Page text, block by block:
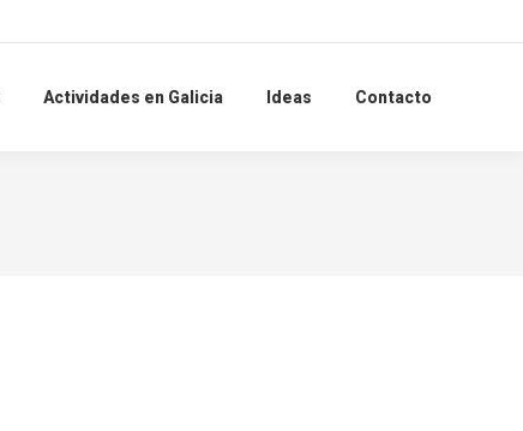
Actividades en Galicia Ideas Contacto